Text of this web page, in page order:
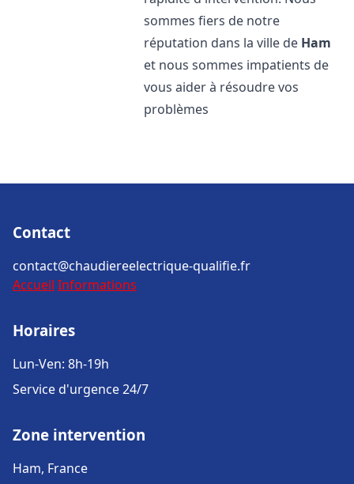
sommes fiers de notre
réputation dans la ville de Ham
et nous sommes impatients de
vous aider à résoudre vos
problèmes
Contact
contact@chaudiereelectrique-qualifie.fr
Accueil Informations
Horaires
Lun-Ven: 8h-19h
Service d'urgence 24/7
Zone intervention
Ham, France